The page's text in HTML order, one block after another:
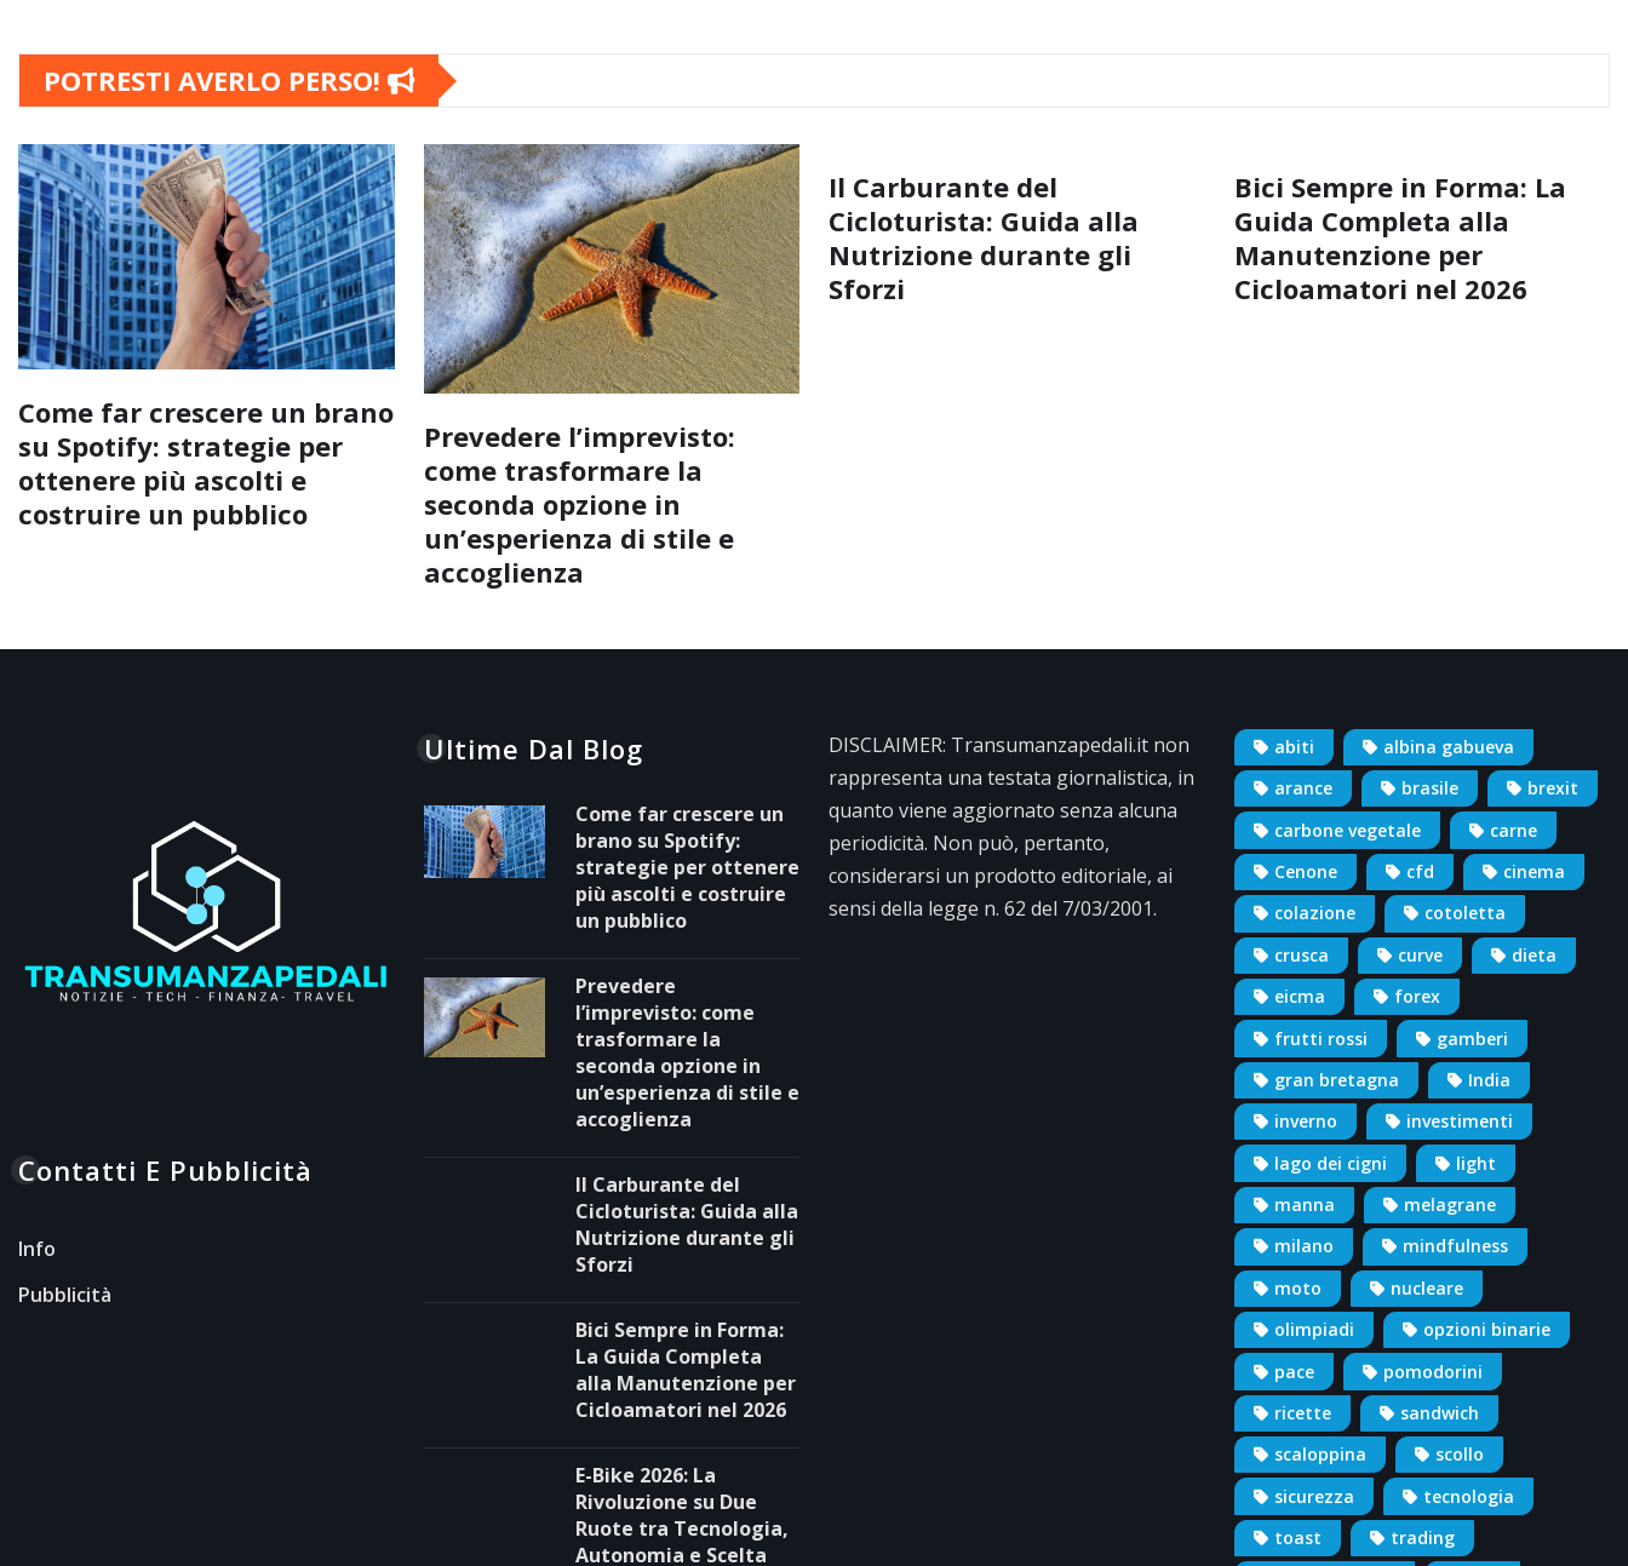
POTRESTI AVERLO PERSO!
Come far crescere un brano
su Spotify: strategie per
ottenere più ascolti e
costruire un pubblico
Prevedere l’imprevisto:
come trasformare la
seconda opzione in
un’esperienza di stile e
accoglienza
Il Carburante del
Cicloturista: Guida alla
Nutrizione durante gli
Sforzi
Bici Sempre in Forma: La
Guida Completa alla
Manutenzione per
Cicloamatori nel 2026
Contatti E Pubblicità
Info
Pubblicità
Ultime Dal Blog
Come far crescere un
brano su Spotify:
strategie per ottenere
più ascolti e costruire
un pubblico
Prevedere
l’imprevisto: come
trasformare la
seconda opzione in
un’esperienza di stile e
accoglienza
Il Carburante del
Cicloturista: Guida alla
Nutrizione durante gli
Sforzi
Bici Sempre in Forma:
La Guida Completa
alla Manutenzione per
Cicloamatori nel 2026
E-Bike 2026: La
Rivoluzione su Due
Ruote tra Tecnologia,
Autonomia e Scelta
DISCLAIMER: Transumanzapedali.it non
rappresenta una testata giornalistica, in
quanto viene aggiornato senza alcuna
periodicità. Non può, pertanto,
considerarsi un prodotto editoriale, ai
sensi della legge n. 62 del 7/03/2001.
abiti
albina gabueva
arance
brasile
brexit
carbone vegetale
carne
Cenone
cfd
cinema
colazione
cotoletta
crusca
curve
dieta
eicma
forex
frutti rossi
gamberi
gran bretagna
India
inverno
investimenti
lago dei cigni
light
manna
melagrane
milano
mindfulness
moto
nucleare
olimpiadi
opzioni binarie
pace
pomodorini
ricette
sandwich
scaloppina
scollo
sicurezza
tecnologia
toast
trading